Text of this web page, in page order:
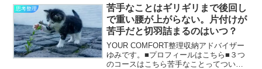
まうと他の洗濯物を傷める可能性がある
から閉めて欲しいんだよな...
思考整理
苦手なことはギリギリまで後回し
で重い腰が上がらない。片付けが
苦手だと切羽詰まるのはいつ？
YOUR COMFORT整理収納アドバイザー
ゆみです。■プロフィールはこちら■３つ
のコースはこちら苦手なことってついつ